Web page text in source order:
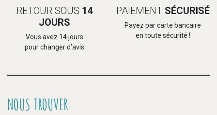
RETOUR SOUS 14
JOURS
Vous avez 14 jours
pour changer d’avis
PAIEMENT SÉCURISÉ
Payez par carte bancaire
en toute sécurité !
NOUS TROUVER